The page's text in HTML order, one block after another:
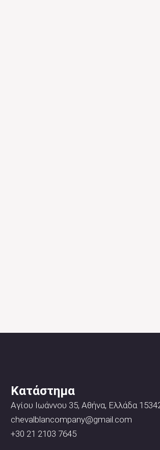
Κατάστημα
Αγίου Ιωάννου 35, Αθήνα, Ελλάδα
chevalblancompany@gmail.com
+30 21 2103 7645